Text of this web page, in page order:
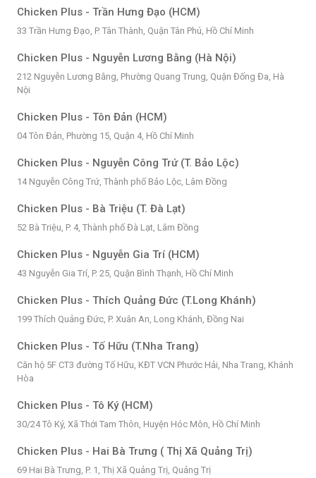
Chicken Plus - Trần Hưng Đạo (HCM)
33 Trần Hưng Đạo, P. Tân Thành, Quận Tân Phú, Hồ Chí Minh
Chicken Plus - Nguyễn Lương Bằng (Hà Nội)
212 Nguyễn Lương Bằng, Phường Quang Trung, Quận Đống Đa, Hà
Nội
Chicken Plus - Tôn Đản (HCM)
04 Tôn Đản, Phường 15, Quận 4, Hồ Chí Minh
Chicken Plus - Nguyễn Công Trứ (T. Bảo Lộc)
14 Nguyễn Công Trứ, Thành phố Bảo Lộc, Lâm Đồng
Chicken Plus - Bà Triệu (T. Đà Lạt)
52 Bà Triệu, P. 4, Thành phố Đà Lạt, Lâm Đồng
Chicken Plus - Nguyễn Gia Trí (HCM)
43 Nguyễn Gia Trí, P. 25, Quận Bình Thạnh, Hồ Chí Minh
Chicken Plus - Thích Quảng Đức (T.Long Khánh)
199 Thích Quảng Đức, P. Xuân An, Long Khánh, Đồng Nai
Chicken Plus - Tố Hữu (T.Nha Trang)
Căn hộ 5F CT3 đường Tố Hữu, KĐT VCN Phước Hải, Nha Trang, Khánh
Hòa
Chicken Plus - Tô Ký (HCM)
30/24 Tô Ký, Xã Thới Tam Thôn, Huyện Hóc Môn, Hồ Chí Minh
Chicken Plus - Hai Bà Trưng ( Thị Xã Quảng Trị)
69 Hai Bà Trưng, P. 1, Thị Xã Quảng Trị, Quảng Trị